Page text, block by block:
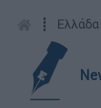
┋ Ελλάδα